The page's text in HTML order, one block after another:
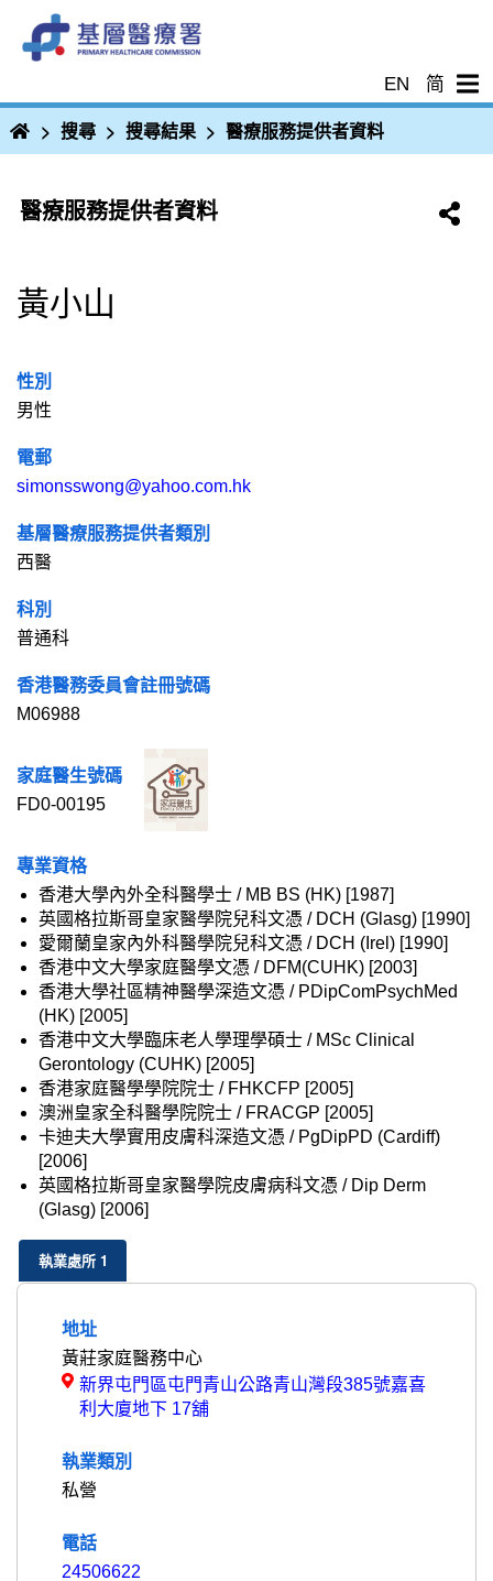
EN 简
主
頁
搜尋 搜尋結果 醫療服務提供者資料
醫療服務提供者資料
黃小山
性別
男性
電郵
simonsswong@yahoo.com.hk
基層醫療服務提供者類別
西醫
科別
普通科
香港醫務委員會註冊號碼
M06988
家庭醫生號碼
FD0-00195
專業資格
香港大學內外全科醫學士 / MB BS (HK) [1987]
英國格拉斯哥皇家醫學院兒科文憑 / DCH (Glasg) [1990]
愛爾蘭皇家內外科醫學院兒科文憑 / DCH (Irel) [1990]
香港中文大學家庭醫學文憑 / DFM(CUHK) [2003]
香港大學社區精神醫學深造文憑 / PDipComPsychMed
(HK) [2005]
香港中文大學臨床老人學理學碩士 / MSc Clinical
Gerontology (CUHK) [2005]
香港家庭醫學學院院士 / FHKCFP [2005]
澳洲皇家全科醫學院院士 / FRACGP [2005]
卡迪夫大學實用皮膚科深造文憑 / PgDipPD (Cardiff)
[2006]
英國格拉斯哥皇家醫學院皮膚病科文憑 / Dip Derm
(Glasg) [2006]
執業處所 1
地址
黃莊家庭醫務中心
顯
圖
新界屯門區屯門青山公路青山灣段385號嘉喜
利大廈地下 17舖
執業類別
私營
電話
24506622